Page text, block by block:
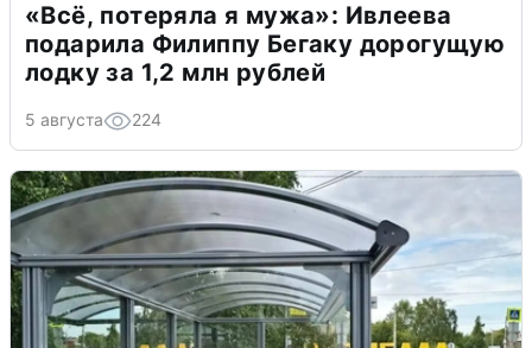
«Всё, потеряла я мужа»: Ивлеева
подарила Филиппу Бегаку дорогущую
лодку за 1,2 млн рублей
5 августа 224